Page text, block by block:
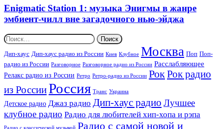
депрессии
музыки
и
новинки
мировых
танцполов
Enigmatic
Station
1:
музыка
Энигмы
в
жанре
эмбиент-
чилл
загадочного
нью-
эйджа
Enigmatic Station 1: музыка Энигмы в жанре
эмбиент-чилл вне загадочного нью-эйджа
Найти:
Дип-хаус Дип-хаус радио из России Киев Клубное Москва Поп Поп-
радио из России Разговорное Разговорное радио из России Расслабляющее
Релакс радио из России Ретро Ретро-радио из России РокРок радио
из РоссииРоссия Транс Украина
Детское радио Джаз радио Дип-хаус радио Лучшее
клубное радио Радио для любителей хип-хопа и рэпа
Радио с классической музыкой Радио с самой новой и